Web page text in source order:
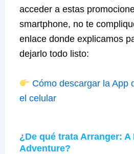
acceder a estas
smartphone, no te
enlace donde explicamos
dejarlo todo listo:
Cómo descargar la App
el celular
¿De qué trata Arranger: A
Adventure?